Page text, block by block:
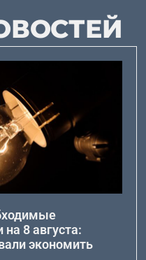
8 августа:
экономить